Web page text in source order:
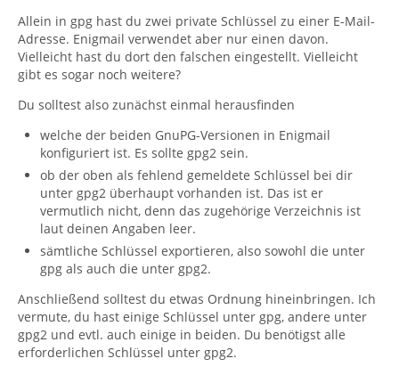
Allein in gpg hast du zwei private Schlüssel zu einer E-Mail-
Adresse. Enigmail verwendet aber nur einen davon.
Vielleicht hast du dort den falschen eingestellt. Vielleicht
gibt es sogar noch weitere?
Du solltest also zunächst einmal herausfinden
welche der beiden GnuPG-Versionen in Enigmail
konfiguriert ist. Es sollte gpg2 sein.
ob der oben als fehlend gemeldete Schlüssel bei dir
unter gpg2 überhaupt vorhanden ist. Das ist er
vermutlich nicht, denn das zugehörige Verzeichnis ist
laut deinen Angaben leer.
sämtliche Schlüssel exportieren, also sowohl die unter
gpg als auch die unter gpg2.
Anschließend solltest du etwas Ordnung hineinbringen. Ich
vermute, du hast einige Schlüssel unter gpg, andere unter
gpg2 und evtl. auch einige in beiden. Du benötigst alle
erforderlichen Schlüssel unter gpg2.